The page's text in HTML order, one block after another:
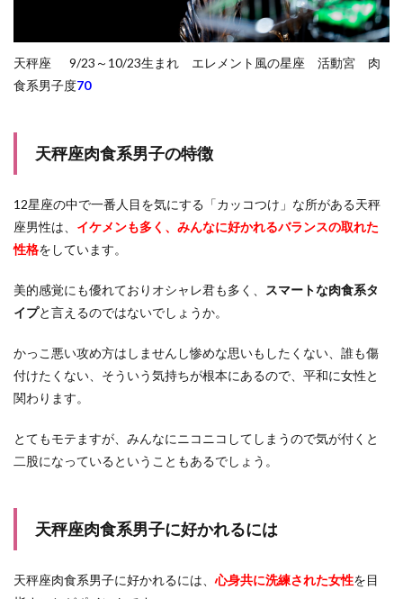
天秤座 9/23～10/23生まれ エレメント風の星座 活動宮 肉
食系男子度70
天秤座肉食系男子の特徴
12星座の中で一番人目を気にする「カッコつけ」な所がある天秤
座男性は、 イケメンも多く、みんなに好かれるバランスの取れた
性格をしています。
美的感覚にも優れておりオシャレ君も多く、
スマートな肉食系タ
イプと言えるのではないでしょうか。
かっこ悪い攻め方はしませんし惨めな思いもしたくない、誰も傷
付けたくない、そういう気持ちが根本にあるので、平和に女性と
関わります。
とてもモテますが、みんなにニコニコしてしまうので気が付くと
二股になっているということもあるでしょう。
天秤座肉食系男子に好かれるには
天秤座肉食系男子に好かれるには、 心身共に洗練された女性を目